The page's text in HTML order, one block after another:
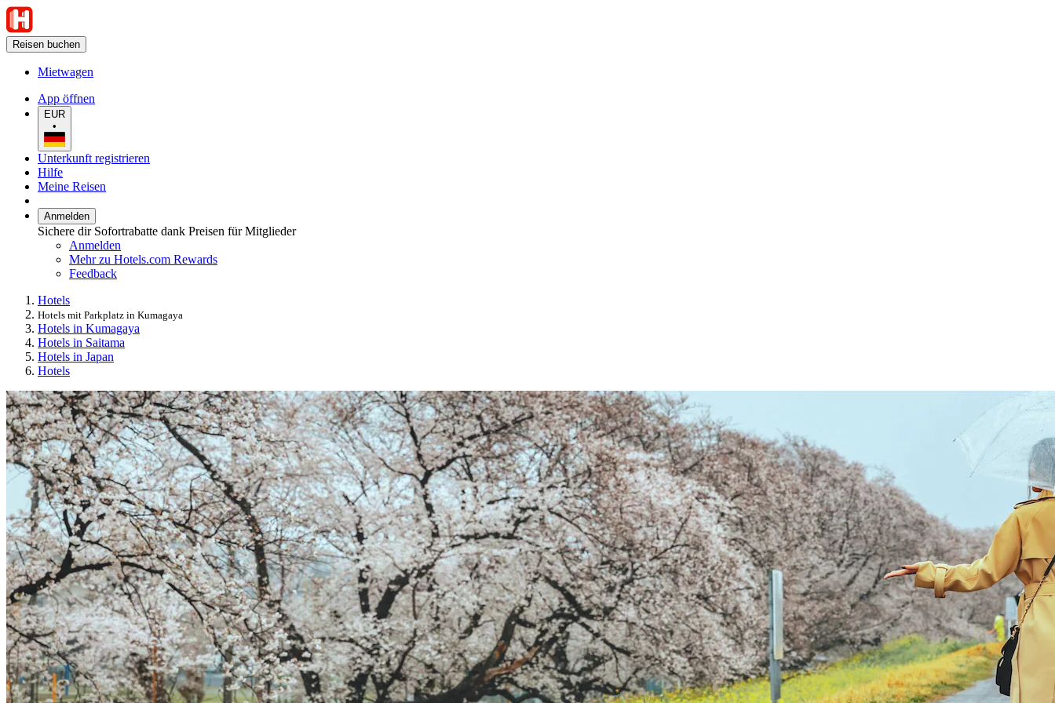
Reisen buchen
Mietwagen
App öffnen
EUR
•
Unterkunft registrieren
Hilfe
Meine Reisen
Anmelden
Sichere dir Sofortrabatte dank Preisen für Mitglieder
Anmelden
Mehr zu Hotels.com Rewards
Feedback
Hotels
Hotels mit Parkplatz in Kumagaya
Hotels in Kumagaya
Hotels in Saitama
Hotels in Japan
Hotels